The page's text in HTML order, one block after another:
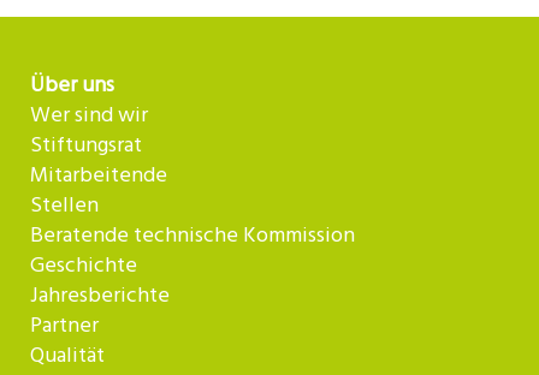
Über uns
Wer sind wir
Stiftungsrat
Mitarbeitende
Stellen
Beratende technische Kommission
Geschichte
Jahresberichte
Partner
Qualität